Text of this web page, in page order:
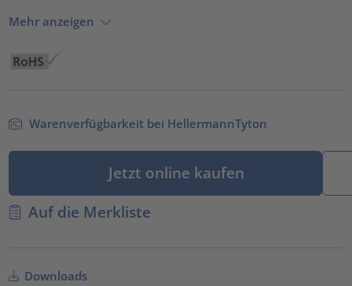
Mehr anzeigen
Warenverfügbarkeit bei HellermannTyton
Jetzt online kaufen
Auf die Merkliste
Downloads